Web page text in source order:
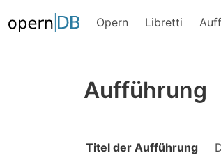
Opern Libretti
Aufführung
Titel der Aufführung